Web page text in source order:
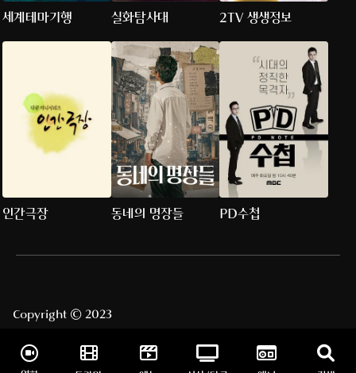
세계테마기행 실화탐사대 2TV 생생정보
인간극장 동네의 명장들 PD수첩
Copyright © 2023